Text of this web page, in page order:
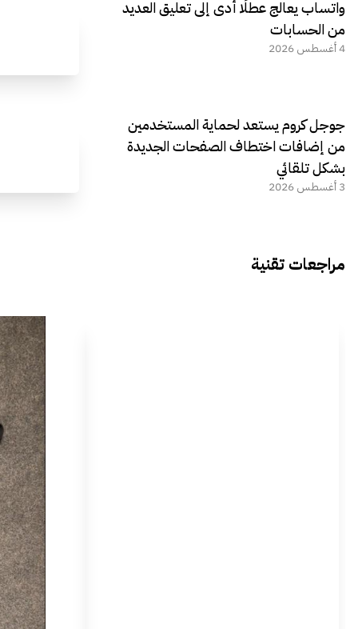
واتساب يعالج عطلًا أدى إلى تعليق العديد
من الحسابات
4 أغسطس 2026
جوجل كروم يستعد لحماية المستخدمين
من إضافات اختطاف الصفحات الجديدة
بشكل تلقائي
3 أغسطس 2026
مراجعات تقنية